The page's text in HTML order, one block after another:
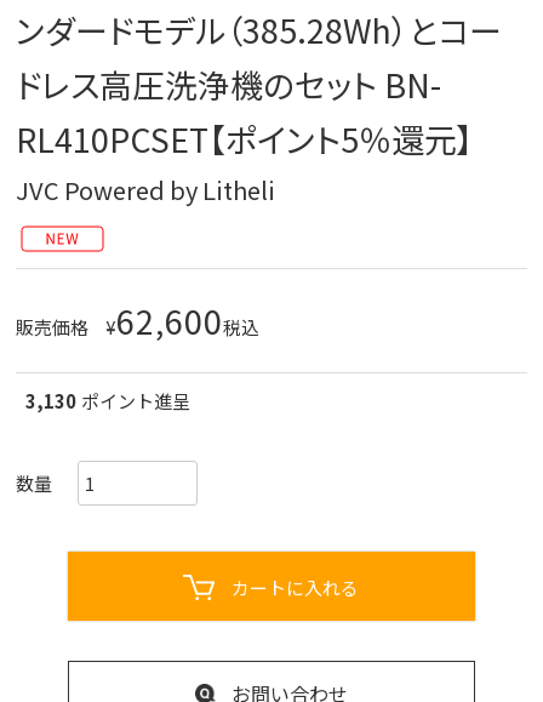
ンダードモデル（385.28Wh）とコー
ドレス高圧洗浄機のセット BN-
RL410PCSET【ポイント5％還元】
JVC Powered by Litheli
販売価格 ¥62,600税込
3,130 ポイント進呈
カートに入れる
お問い合わせ